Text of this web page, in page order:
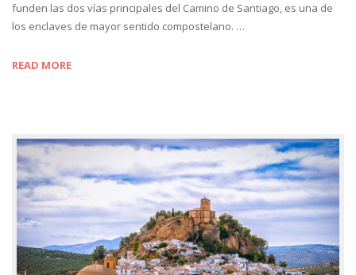
funden las dos vías principales del Camino de Santiago, es una de
los enclaves de mayor sentido compostelano. …
READ MORE